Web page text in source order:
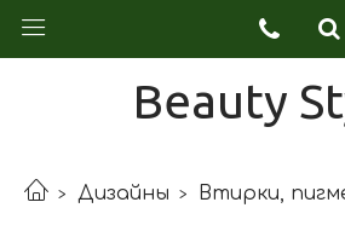
Beauty
Дизайны Втирки,